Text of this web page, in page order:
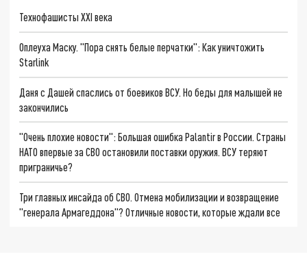
Технофашисты XXI века
Оплеуха Маску. "Пора снять белые перчатки": Как уничтожить
Starlink
Даня с Дашей спаслись от боевиков ВСУ. Но беды для малышей не
закончились
"Очень плохие новости": Большая ошибка Palantir в России. Страны
НАТО впервые за СВО остановили поставки оружия. ВСУ теряют
приграничье?
Три главных инсайда об СВО. Отмена мобилизации и возвращение
"генерала Армагеддона"? Отличные новости, которые ждали все